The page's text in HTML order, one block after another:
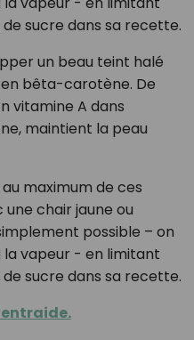
sucre dans sa recette.
un beau teint halé
bêta-carotène. De
vitamine A dans
maintient la peau
maximum de ces
chair jaune ou
possible – on
la vapeur - en limitant
sucre dans sa recette.